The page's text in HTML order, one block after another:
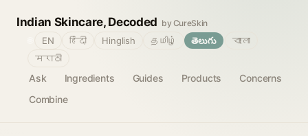
Indian Skincare, Decoded by CureSkin
Ask Ingredients Guides Products
Concerns
Combine
EN हिंदी Hinglish தமிழ் తెలుగు
বাংলা
मराठी